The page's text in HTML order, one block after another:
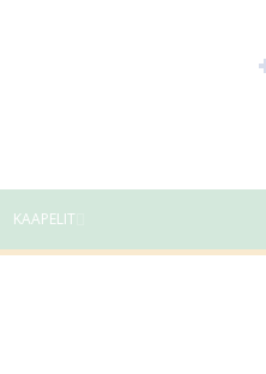
KAAPELIT